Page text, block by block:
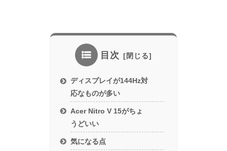
目次
ディスプレイが144Hz対
応なものが多い
Acer Nitro V 15がちょ
うどいい
気になる点